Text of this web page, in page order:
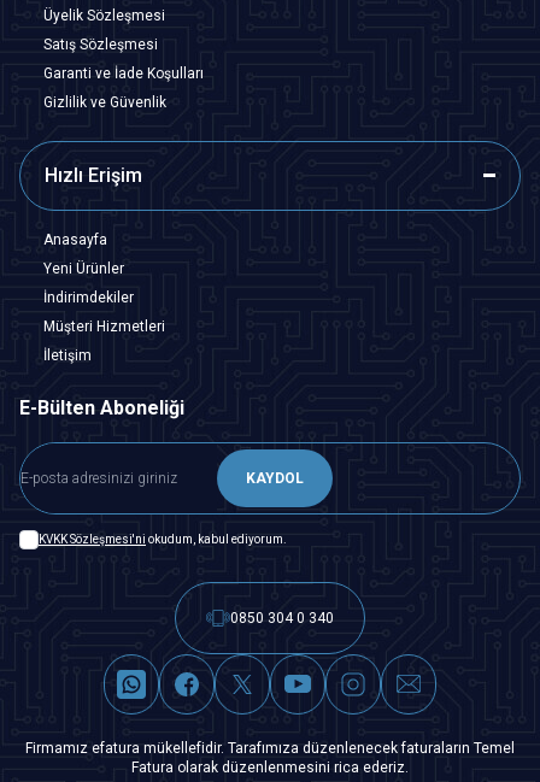
Üyelik Sözleşmesi
Satış Sözleşmesi
Garanti ve İade Koşulları
Gizlilik ve Güvenlik
Hızlı Erişim
Anasayfa
Yeni Ürünler
İndirimdekiler
Müşteri Hizmetleri
İletişim
E-Bülten Aboneliği
KAYDOL
KVKK Sözleşmesi'ni okudum, kabul ediyorum.
0850 304 0 340
Firmamız efatura mükellefidir. Tarafımıza düzenlenecek faturaların Temel
Fatura olarak düzenlenmesini rica ederiz.